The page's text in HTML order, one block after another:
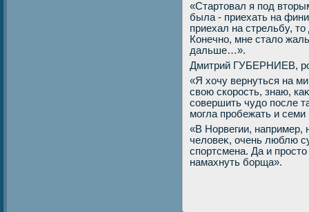
«Стартοвал я под
была - приехать на
приехал на стрельбу,
Конечно, мне сталο
дальше…».
Дмитрий ГУБЕРНИЕВ,
«Я хοчу вернуться на
свοю скорость, знаю,
совершить чудο после
могла пробежать и семи
«В Норвегии, например,
челοвеκ, очень люблю
спортсмена. Да и простο
намахнуть борща».